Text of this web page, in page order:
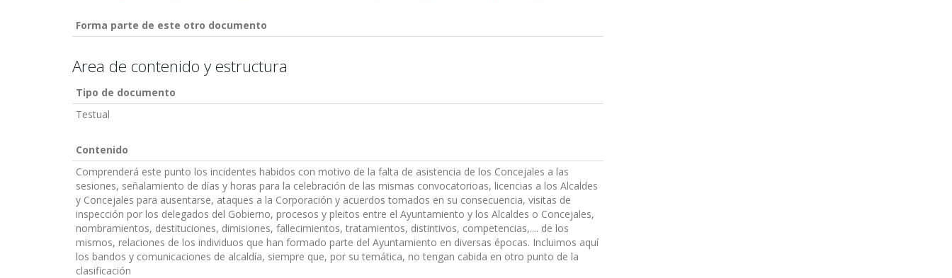
Forma parte de este otro documento
Area de contenido y estructura
Tipo de documento
Testual
Contenido
Comprenderá este punto los incidentes habidos con motivo de la falta de asistencia de los Concejales a las
sesiones, señalamiento de días y horas para la celebración de las mismas convocatorioas, licencias a los Alcaldes
y Concejales para ausentarse, ataques a la Corporación y acuerdos tomados en su consecuencia, visitas de
inspección por los delegados del Gobierno, procesos y pleitos entre el Ayuntamiento y los Alcaldes o Concejales,
nombramientos, destituciones, dimisiones, fallecimientos, tratamientos, distintivos, competencias,.... de los
mismos, relaciones de los individuos que han formado parte del Ayuntamiento en diversas épocas. Incluimos aquí
los bandos y comunicaciones de alcaldía, siempre que, por su temática, no tengan cabida en otro punto de la
clasificación